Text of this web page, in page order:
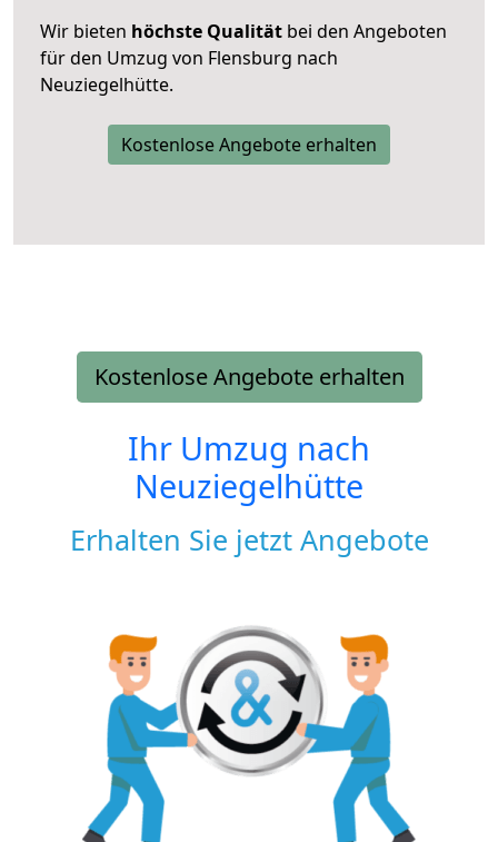
Wir bieten höchste Qualität bei den Angeboten
für den Umzug von Flensburg nach
Neuziegelhütte.
Kostenlose Angebote erhalten
Kostenlose Angebote erhalten
Ihr Umzug nach
Neuziegelhütte
Erhalten Sie jetzt Angebote